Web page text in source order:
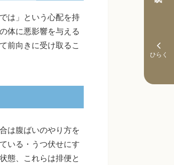
は」という心配を持
体に悪影響を与える
前向きに受け取るこ
は腹ばいのやり方を
いる・うつ伏せにす
態、これらは排便と